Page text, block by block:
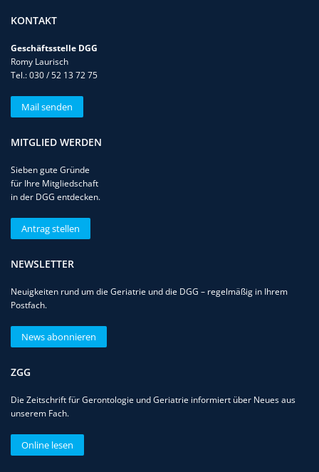
KONTAKT
Geschäftsstelle DGG
Romy Laurisch
Tel.: 030 / 52 13 72 75
Mail senden
MITGLIED WERDEN
Sieben gute Gründe
für Ihre Mitgliedschaft
in der DGG entdecken.
Antrag stellen
NEWSLETTER
Neuigkeiten rund um die Geriatrie und die DGG – regelmäßig in Ihrem
Postfach.
News abonnieren
ZGG
Die Zeitschrift für Gerontologie und Geriatrie informiert über Neues aus
unserem Fach.
Online lesen